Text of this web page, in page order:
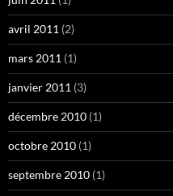
avril 2011 (2)
mars 2011 (1)
janvier 2011 (3)
décembre 2010 (1)
octobre 2010 (1)
septembre 2010 (1)